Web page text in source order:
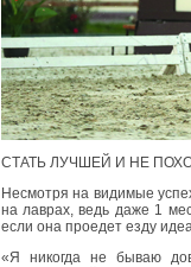
СТАТЬ ЛУЧШЕЙ И НЕ
Несмотря на видимые
на лаврах, ведь даже 1
если она проедет езду
«Я никогда не бываю